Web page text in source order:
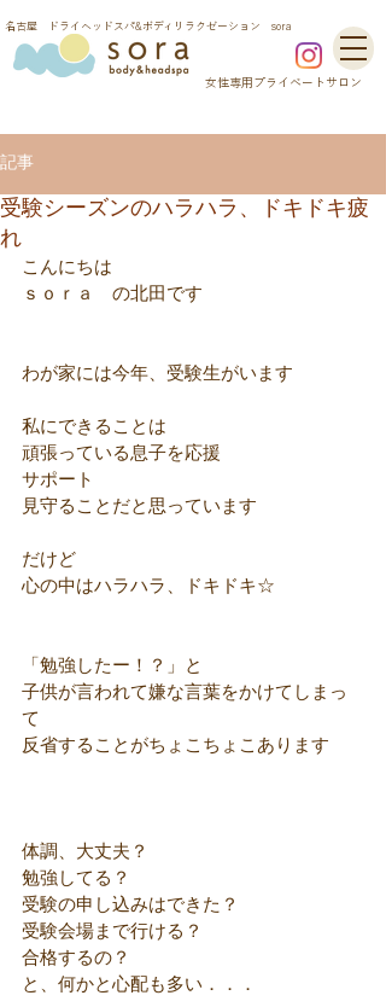
​名古屋 ドライヘッドスパ&ボディリラクゼーション sora
​女性専用プライベートサロン
記事
受験シーズンのハラハラ、ドキドキ疲
れ
こんにちは
ｓｏｒａ　の北田です
わが家には今年、受験生がいます
私にできることは
頑張っている息子を応援
サポート
見守ることだと思っています
だけど
心の中はハラハラ、ドキドキ☆
「勉強したー！？」と
子供が言われて嫌な言葉をかけてしまっ
て
反省することがちょこちょこあります
体調、大丈夫？
勉強してる？
受験の申し込みはできた？
受験会場まで行ける？
合格するの？
と、何かと心配も多い．．．